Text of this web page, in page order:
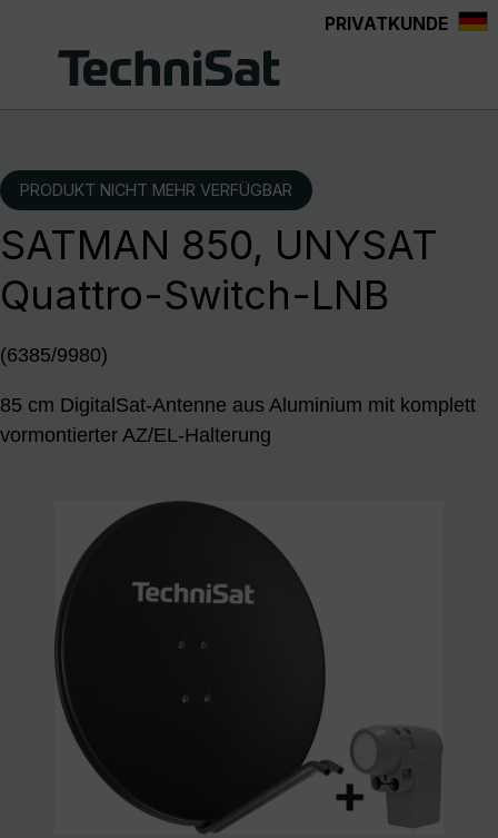
PRIVATKUNDE
PRODUKT NICHT MEHR VERFÜGBAR
SATMAN 850, UNYSAT
Quattro-Switch-LNB
(6385/9980)
85 cm DigitalSat-Antenne aus Aluminium mit komplett
vormontierter AZ/EL-Halterung